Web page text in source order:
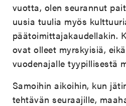
vuotta, olen seurannut
uusia tuulia myös
päätoimittajakaudellakin.
ovat olleet myrskyisiä,
vuodenajalle tyypillisestä
Samoihin aikoihin, kun
tehtävän seuraajille,